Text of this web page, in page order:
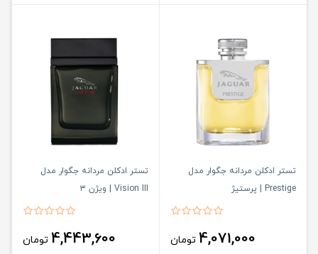
تستر ادکلن مردانه جگوار مدل
Prestige | پرستیژ
4,071,000 تومان
تستر ادکلن مردانه جگوار مدل
Vision III | ویژن ۳
4,443,600 تومان